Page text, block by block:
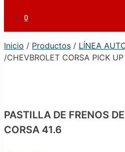
0
Inicio / Productos / LÍNEA
/CHEVBROLET CORSA PICK
PASTILLA DE FRENOS
CORSA 41.6